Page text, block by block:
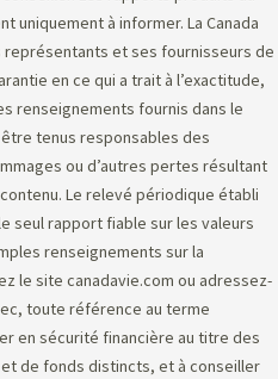
uniquement à informer. La Canada
et ses fournisseurs de
en ce qui a trait à l’exactitude,
renseignements fournis dans le
tenus responsables des
ou d’autres pertes résultant
Le relevé périodique établi
seul rapport fiable sur les valeurs
renseignements sur la
le site canadavie.com ou adressez-
toute référence au terme
en sécurité financière au titre des
de fonds distincts, et à conseiller